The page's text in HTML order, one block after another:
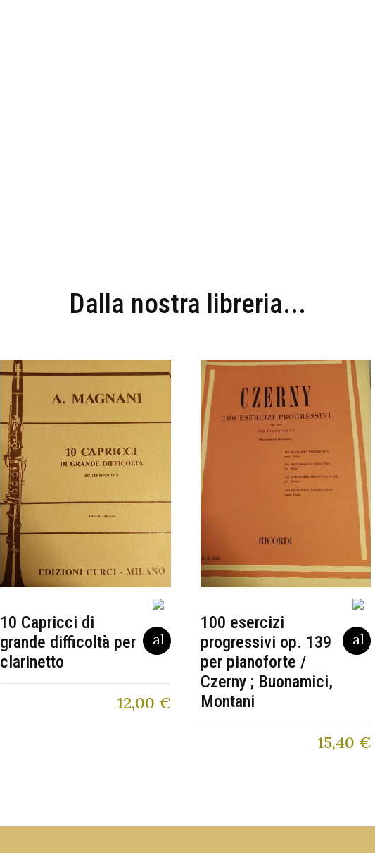
Dalla nostra libreria...
10 Capricci di
grande difficoltà per
clarinetto
12,00 €
100 esercizi
progressivi op. 139
per pianoforte /
Czerny ; Buonamici,
Montani
15,40 €